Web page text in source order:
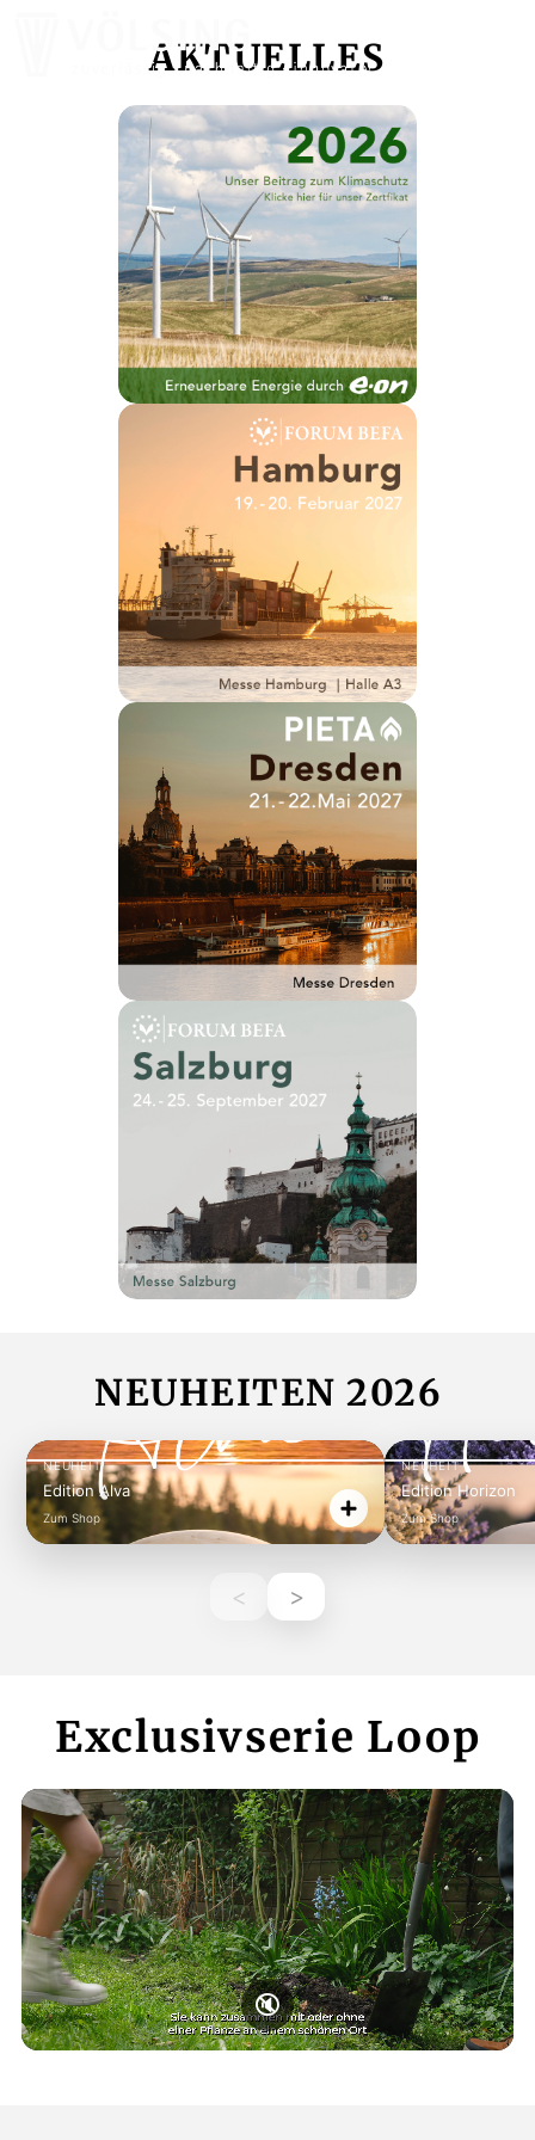
AKTUELLES
NEUHEITEN 2026
NEUHEIT
Edition Alva
Zum Shop
NEUHEIT
Edition Horizon
Zum Shop
< >
Exclusivserie Loop
🔇